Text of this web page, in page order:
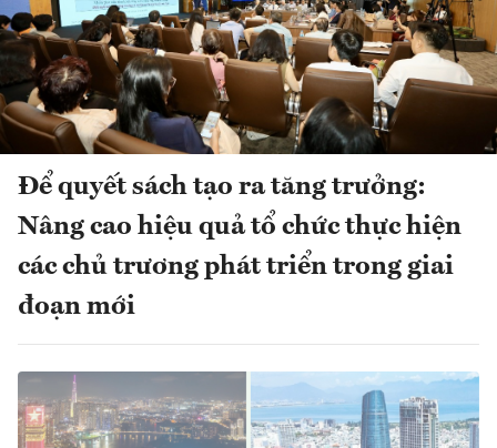
Để quyết sách tạo ra tăng trưởng:
Nâng cao hiệu quả tổ chức thực hiện
các chủ trương phát triển trong giai
đoạn mới